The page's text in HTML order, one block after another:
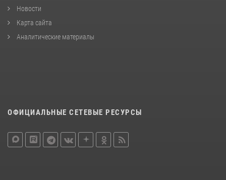
Новости
Карта сайта
Аналитические материалы
ОФИЦИАЛЬНЫЕ СЕТЕВЫЕ РЕСУРСЫ